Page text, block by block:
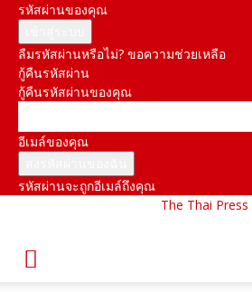
รหัสผ่านของคุณ
ลืมรหัสผ่านหรือไม่? ขอความช่วยเหลือ
กู้คืนรหัสผ่าน
กู้คืนรหัสผ่านของคุณ
อีเมล์ของคุณ
รหัสผ่านจะถูกอีเมล์ถึงคุณ
The Thai Press